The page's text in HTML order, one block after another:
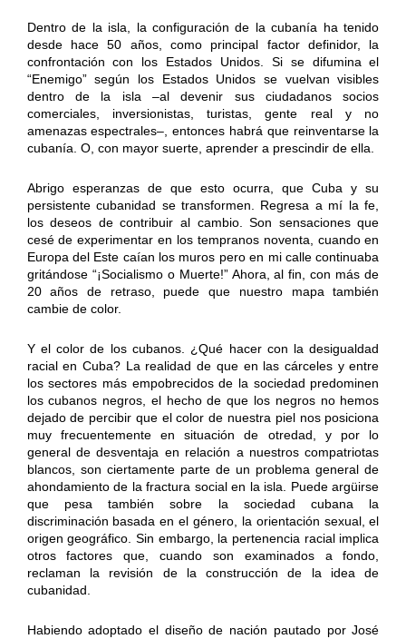
Dentro de la isla, la configuración de la cubanía ha tenido
desde hace 50 años, como principal factor definidor, la
confrontación con los Estados Unidos. Si se difumina el
“Enemigo” según los Estados Unidos se vuelvan visibles
dentro de la isla –al devenir sus ciudadanos socios
comerciales, inversionistas, turistas, gente real y no
amenazas espectrales–, entonces habrá que reinventarse la
cubanía. O, con mayor suerte, aprender a prescindir de ella.
Abrigo esperanzas de que esto ocurra, que Cuba y su
persistente cubanidad se transformen. Regresa a mí la fe,
los deseos de contribuir al cambio. Son sensaciones que
cesé de experimentar en los tempranos noventa, cuando en
Europa del Este caían los muros pero en mi calle continuaba
gritándose “¡Socialismo o Muerte!” Ahora, al fin, con más de
20 años de retraso, puede que nuestro mapa también
cambie de color.
Y el color de los cubanos. ¿Qué hacer con la desigualdad
racial en Cuba? La realidad de que en las cárceles y entre
los sectores más empobrecidos de la sociedad predominen
los cubanos negros, el hecho de que los negros no hemos
dejado de percibir que el color de nuestra piel nos posiciona
muy frecuentemente en situación de otredad, y por lo
general de desventaja en relación a nuestros compatriotas
blancos, son ciertamente parte de un problema general de
ahondamiento de la fractura social en la isla. Puede argüirse
que pesa también sobre la sociedad cubana la
discriminación basada en el género, la orientación sexual, el
origen geográfico. Sin embargo, la pertenencia racial implica
otros factores que, cuando son examinados a fondo,
reclaman la revisión de la construcción de la idea de
cubanidad.
Habiendo adoptado el diseño de nación pautado por José